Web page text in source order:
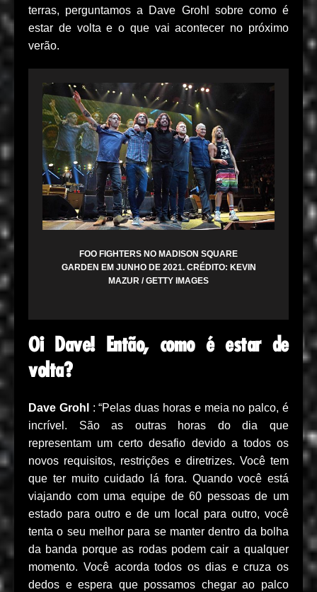
terras, perguntamos a Dave Grohl sobre como é
estar de volta e o que vai acontecer no próximo
verão.
FOO FIGHTERS NO MADISON SQUARE
GARDEN EM JUNHO DE 2021. CRÉDITO: KEVIN
MAZUR / GETTY IMAGES
Oi Dave! Então, como é estar de
volta?
Dave Grohl
: “Pelas duas horas e meia no palco, é
incrível. São as outras horas do dia que
representam um certo desafio devido a todos os
novos requisitos, restrições e diretrizes. Você tem
que ter muito cuidado lá fora. Quando você está
viajando com uma equipe de 60 pessoas de um
estado para outro e de um local para outro, você
tenta o seu melhor para se manter dentro da bolha
da banda porque as rodas podem cair a qualquer
momento. Você acorda todos os dias e cruza os
dedos e espera que possamos chegar ao palco